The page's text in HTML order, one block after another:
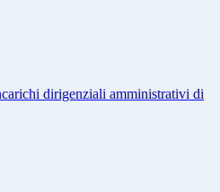
dirigenziali amministrativi di